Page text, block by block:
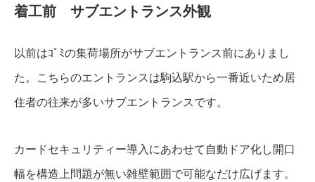
着工前 サブエントランス外観
以前はｺﾞﾐの集荷場所がサブエントランス前にありまし
た。こちらのエントランスは駒込駅から一番近いため居
住者の往来が多いサブエントランスです。
カードセキュリティー導入にあわせて自動ドア化し開口
幅を構造上問題が無い雑壁範囲で可能なだけ広げます。